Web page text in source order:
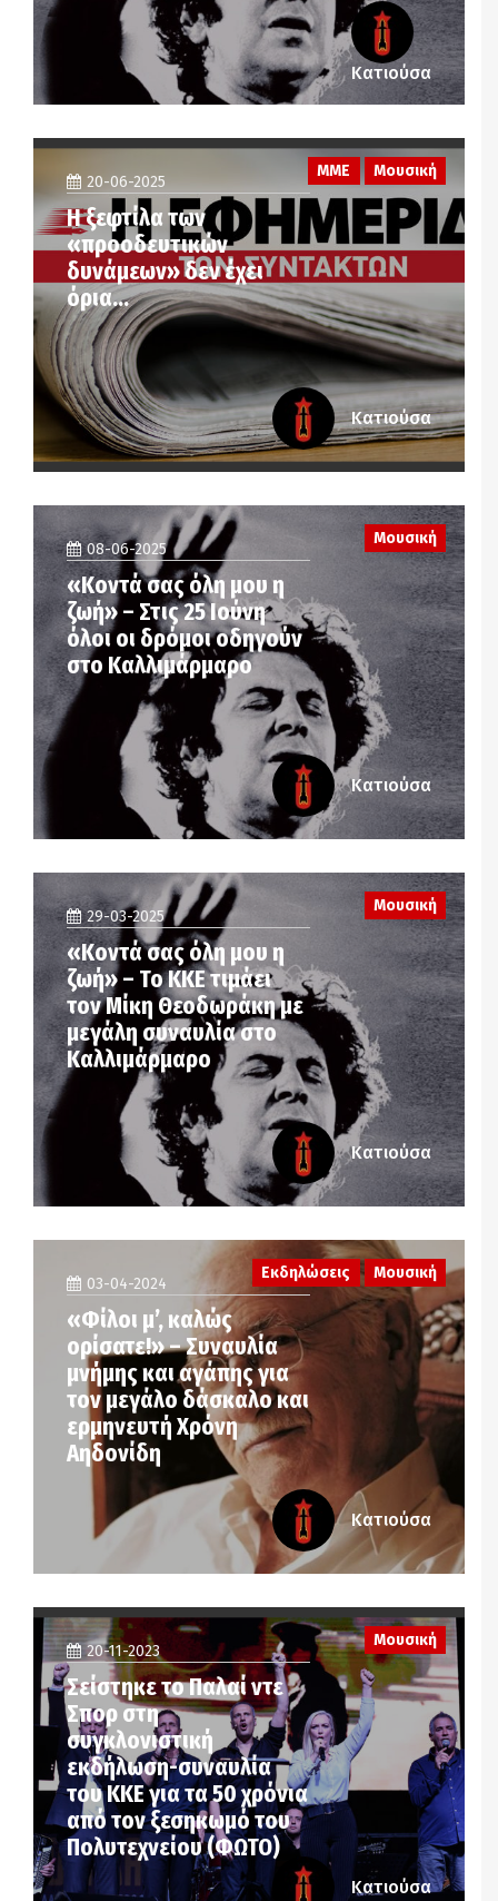
Κατιούσα
20-06-2025
Η ξεφτίλα των
«προοδευτικών
δυνάμεων» δεν έχει
όρια…
ΜΜΕ Μουσική
Κατιούσα
08-06-2025
«Κοντά σας όλη μου η
ζωή» – Στις 25 Ιούνη
όλοι οι δρόμοι οδηγούν
στο Καλλιμάρμαρο
Μουσική
Κατιούσα
29-03-2025
«Κοντά σας όλη μου η
ζωή» – Το ΚΚΕ τιμάει
τον Μίκη Θεοδωράκη με
μεγάλη συναυλία στο
Καλλιμάρμαρο
Μουσική
Κατιούσα
03-04-2024
«Φίλοι μ’, καλώς
ορίσατε!» – Συναυλία
μνήμης και αγάπης για
τον μεγάλο δάσκαλο και
ερμηνευτή Χρόνη
Αηδονίδη
Εκδηλώσεις Μουσική
Κατιούσα
20-11-2023
Σείστηκε το Παλαί ντε
Σπορ στη
συγκλονιστική
εκδήλωση-συναυλία
του ΚΚΕ για τα 50 χρόνια
από τον ξεσηκωμό του
Πολυτεχνείου (ΦΩΤΟ)
Μουσική
Κατιούσα